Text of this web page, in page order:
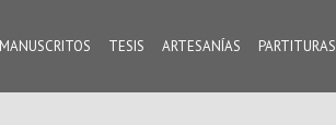
MANUSCRITOS TESIS ARTESANÍAS PARTITURAS